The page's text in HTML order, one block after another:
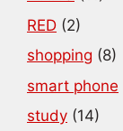
RED (2)
shopping (8)
smart phone
study (14)